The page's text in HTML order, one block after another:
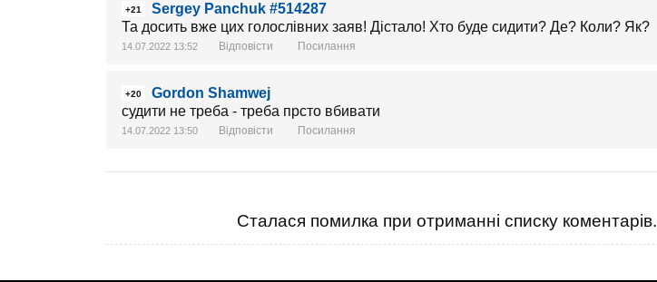
+21
Sergey Panchuk #514287
Та досить вже цих голослівних заяв! Дістало! Хто буде сидити? Де? Коли? Як?
14.07.2022 13:52 Відповісти Посилання
+20
Gordon Shamwej
судити не треба - треба прсто вбивати
14.07.2022 13:50 Відповісти Посилання
Сталася помилка при отриманні списку коментарів.